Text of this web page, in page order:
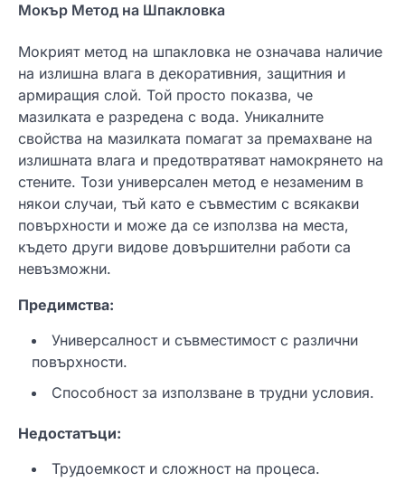
Мокър Метод на Шпакловка
Мокрият метод на шпакловка не означава наличие
на излишна влага в декоративния, защитния и
армиращия слой. Той просто показва, че
мазилката е разредена с вода. Уникалните
свойства на мазилката помагат за премахване на
излишната влага и предотвратяват намокрянето на
стените. Този универсален метод е незаменим в
някои случаи, тъй като е съвместим с всякакви
повърхности и може да се използва на места,
където други видове довършителни работи са
невъзможни.
Предимства:
Универсалност и съвместимост с различни
повърхности.
Способност за използване в трудни условия.
Недостатъци:
Трудоемкост и сложност на процеса.